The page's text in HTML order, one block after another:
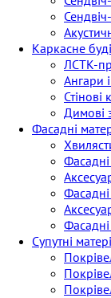
Каркасне
ЛСТК-
Ангари
Стінові
Димові
Фасадні
Супутні